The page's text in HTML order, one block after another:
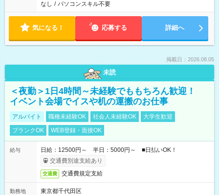
なし / パソコンスキル不要
気になる！ 応募する 詳細へ
掲載日：2026.08.05
未読
＜夜勤＞1日4時間～未経験でももちろん歓迎！
イベント会場でイスや机の運搬のお仕事
アルバイト 職種未経験OK 社会人未経験OK
大学生歓迎
ブランクOK
WEB登録・面接OK
給与
日給：12500円～ 半日：5000円～ ■日払いOK！
交通費別途支給あり
交通費 交通費規定支給
勤務地
東京都千代田区